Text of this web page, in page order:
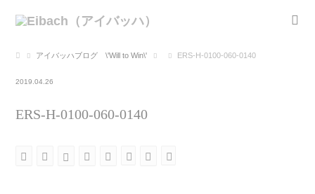
アイバッハブログ \'Will to Win\' ERS-H-0100-060-0140
2019.04.26
ERS-H-0100-060-0140